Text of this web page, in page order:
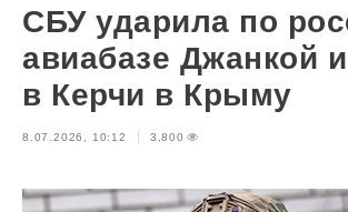
СБУ ударила по
авиабазе Джанкой
в Керчи в Крыму
8.07.2026, 10:12 3,800